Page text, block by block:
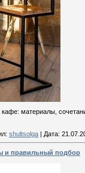
материалы,
shultsolga | Дата:
и правильный подбор